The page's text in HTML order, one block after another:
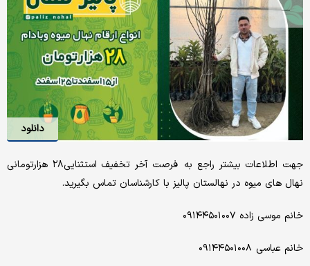
دانلود
جهت اطلاعات بیشتر راجع به فرصت آخر تخفیف استثنایی۲۸ هزارتومانی
نهال های میوه در نهالستان پالیز با کارشناسان تماس بگیرید.
خانم موسی زاده ۰۹۱۴۴۵۰۱۰۰۷
خانم عباسی ۰۹۱۴۴۵۰۱۰۰۸